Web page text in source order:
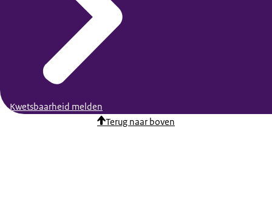
Kwetsbaarheid melden
Terug naar boven